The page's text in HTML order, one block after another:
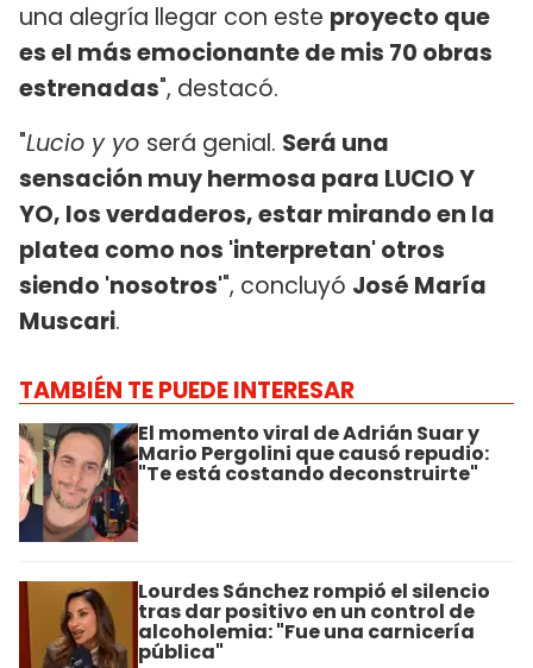
una alegría llegar con este proyecto que
es el más emocionante de mis 70 obras
estrenadas", destacó.
"Lucio y yo será genial. Será una
sensación muy hermosa para LUCIO Y
YO, los verdaderos, estar mirando en la
platea como nos 'interpretan' otros
siendo 'nosotros'", concluyó José María
Muscari.
TAMBIÉN TE PUEDE INTERESAR
El momento viral de Adrián Suar y
Mario Pergolini que causó repudio:
"Te está costando deconstruirte"
Lourdes Sánchez rompió el silencio
tras dar positivo en un control de
alcoholemia: "Fue una carnicería
pública"